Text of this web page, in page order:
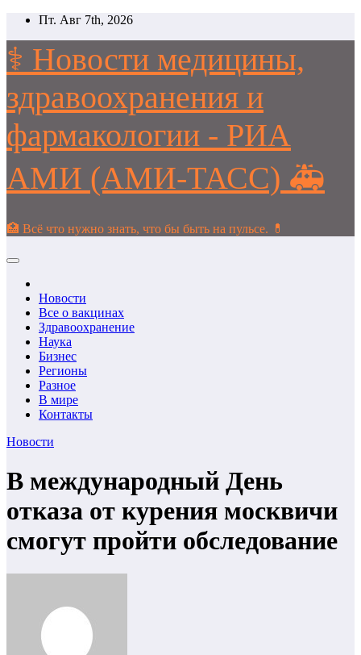
Перейти
содержимому
Пт. Авг 7th, 2026
⚕️ Новости медицины,
здравоохранения и
фармакологии - РИА
АМИ (АМИ-ТАСС) 🚑
🏥 Всё что нужно знать, что бы быть на пульсе. 💊
Новости
Все о вакцинах
Здравоохранение
Наука
Бизнес
Регионы
Разное
В мире
Контакты
Новости
В международный День
отказа от курения москвичи
смогут пройти обследование